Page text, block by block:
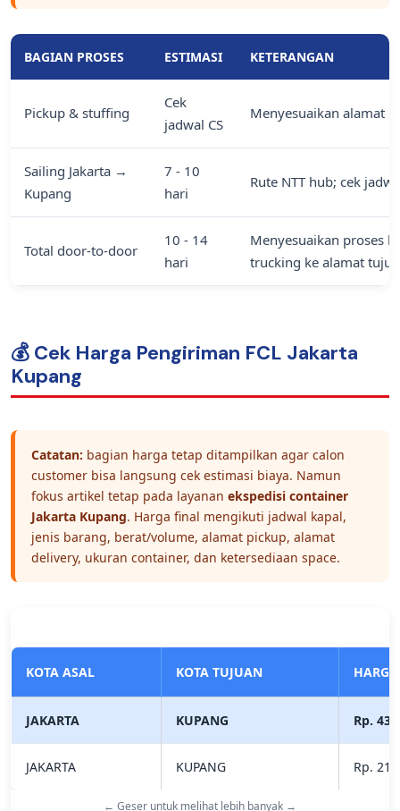
BAGIAN PROSES ESTIMASI KETERANGAN
Pickup & stuffing
Cek
jadwal CS
Menyesuaikan alamat
Sailing Jakarta →
Kupang
7 - 10
hari
Rute NTT hub; cek
Total door-to-door
10 - 14
hari
Menyesuaikan proses
trucking ke alamat
💰 Cek Harga Pengiriman FCL Jakarta
Kupang
Catatan: bagian harga tetap ditampilkan agar calon
customer bisa langsung cek estimasi biaya. Namun
fokus artikel tetap pada layanan ekspedisi container
Jakarta Kupang. Harga final mengikuti jadwal kapal,
jenis barang, berat/volume, alamat pickup, alamat
delivery, ukuran container, dan ketersediaan space.
KOTA ASAL KOTA TUJUAN HARGA
JAKARTA KUPANG Rp.
JAKARTA KUPANG Rp.
← Geser untuk melihat lebih banyak →